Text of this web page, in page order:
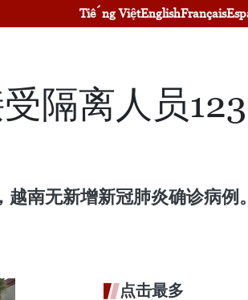
Tiếng ViệtEnglishFrançais
隔离人员
南无新增新冠肺炎确诊病例
点击最多